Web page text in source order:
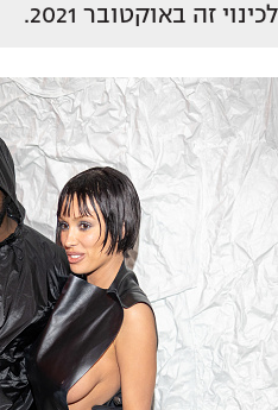
לכינוי זה באוקטובר 2021.